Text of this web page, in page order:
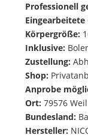
Professionell
Eingearbeitete
Körpergröße:
Inklusive:
Zustellung:
Shop:
Anprobe
Ort:79576
Bundesland:
Hersteller: